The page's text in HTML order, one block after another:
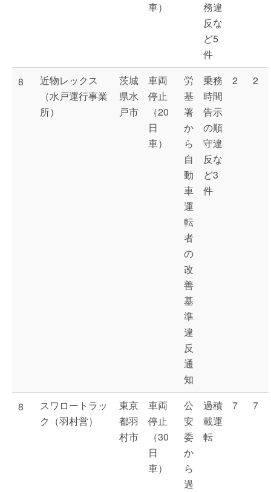
車）
務違
反な
ど5
件
8
近物レックス
（水戸運行事業
所）
茨城
県水
戸市
車両
停止
（20
日
車）
労
基
署
か
ら
自
動
車
運
転
者
の
改
善
基
準
違
反
通
知
乗務
時間
告示
の順
守違
反な
ど3
件
2 2
8
スワロートラッ
ク（羽村営）
東京
都羽
村市
車両
停止
（30
日
車）
公
安
委
か
ら
過
過積
載運
転
7 7